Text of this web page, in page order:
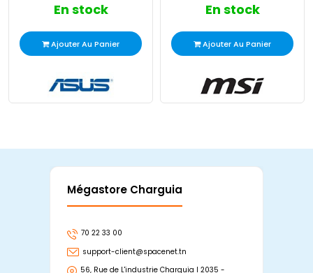
En stock
Ajouter Au Panier
En stock
Ajouter Au Panier
Mégastore Charguia
70 22 33 00
support-client@spacenet.tn
56, Rue de L'industrie Charguia I 2035 -